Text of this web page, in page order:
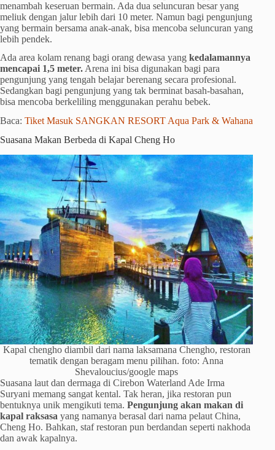
menambah keseruan bermain. Ada dua seluncuran besar yang
meliuk dengan jalur lebih dari 10 meter. Namun bagi pengunjung
yang bermain bersama anak-anak, bisa mencoba seluncuran yang
lebih pendek.
Ada area kolam renang bagi orang dewasa yang kedalamannya
mencapai 1,5 meter.Arena ini bisa digunakan bagi para
pengunjung yang tengah belajar berenang secara profesional.
Sedangkan bagi pengunjung yang tak berminat basah-basahan,
bisa mencoba berkeliling menggunakan perahu bebek.
Baca: Tiket Masuk SANGKAN RESORT Aqua Park & Wahana
Suasana Makan Berbeda di Kapal Cheng Ho
Kapal chengho diambil dari nama laksamana Chengho, restoran
tematik dengan beragam menu pilihan. foto: Anna
Shevaloucius/google maps
Suasana laut dan dermaga di Cirebon Waterland Ade Irma
Suryani memang sangat kental. Tak heran, jika restoran pun
bentuknya unik mengikuti tema. Pengunjung akan makan di
kapal raksasa yang namanya berasal dari nama pelaut China,
Cheng Ho. Bahkan, staf restoran pun berdandan seperti nakhoda
dan awak kapalnya.